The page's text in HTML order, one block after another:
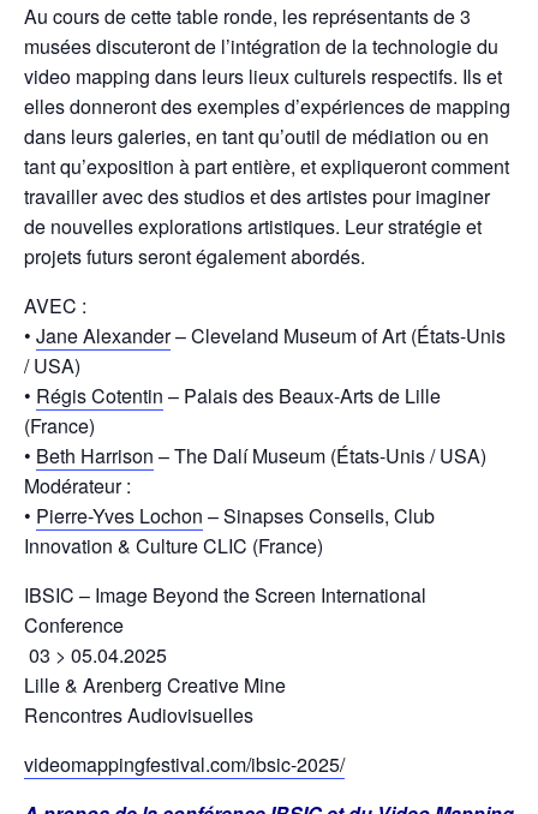
Au cours de cette table ronde, les représentants de 3
musées discuteront de l’intégration de la technologie du
video mapping dans leurs lieux culturels respectifs. Ils et
elles donneront des exemples d’expériences de mapping
dans leurs galeries, en tant qu’outil de médiation ou en
tant qu’exposition à part entière, et expliqueront comment
travailler avec des studios et des artistes pour imaginer
de nouvelles explorations artistiques. Leur stratégie et
projets futurs seront également abordés.
AVEC :
• Jane Alexander– Cleveland Museum of Art (États-Unis
/ USA)
• Régis Cotentin – Palais des Beaux-Arts de Lille
(France)
• Beth Harrison – The Dalí Museum (États-Unis / USA)
Modérateur :
• Pierre-Yves Lochon – Sinapses Conseils, Club
Innovation & Culture CLIC (France)
IBSIC – Image Beyond the Screen International
Conference
️ 03 > 05.04.2025
Lille & Arenberg Creative Mine
Rencontres Audiovisuelles
videomappingfestival.com/ibsic-2025/